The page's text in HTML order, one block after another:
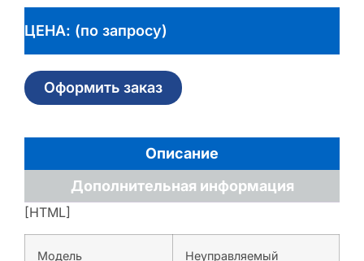
ЦЕНА: (по запросу)
Оформить заказ
Описание
Дополнительная информация
[HTML]
Модель
Неуправляемый